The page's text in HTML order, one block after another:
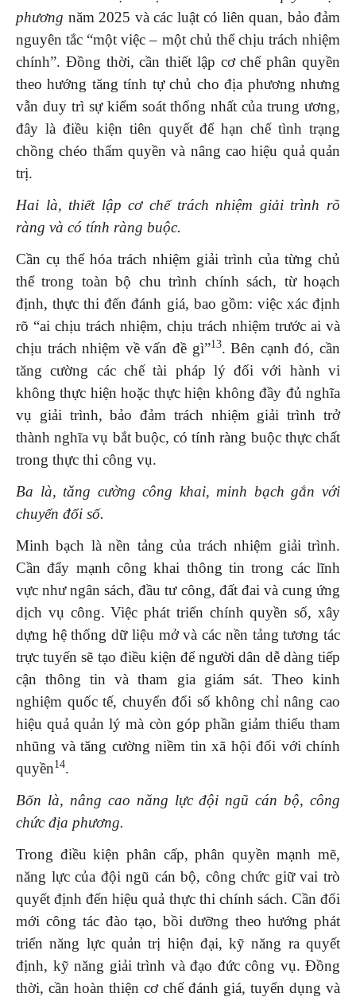
phương năm 2025 và các luật có liên quan, bảo đảm
nguyên tắc “một việc – một chủ thể chịu trách nhiệm
chính”. Đồng thời, cần thiết lập cơ chế phân quyền
theo hướng tăng tính tự chủ cho địa phương nhưng
vẫn duy trì sự kiểm soát thống nhất của trung ương,
đây là điều kiện tiên quyết để hạn chế tình trạng
chồng chéo thẩm quyền và nâng cao hiệu quả quản
trị.
Hai là, thiết lập cơ chế trách nhiệm giải trình rõ
ràng và có tính ràng buộc.
Cần cụ thể hóa trách nhiệm giải trình của từng chủ
thể trong toàn bộ chu trình chính sách, từ hoạch
định, thực thi đến đánh giá, bao gồm: việc xác định
rõ “ai chịu trách nhiệm, chịu trách nhiệm trước ai và
chịu trách nhiệm về vấn đề gì”13. Bên cạnh đó, cần
tăng cường các chế tài pháp lý đối với hành vi
không thực hiện hoặc thực hiện không đầy đủ nghĩa
vụ giải trình, bảo đảm trách nhiệm giải trình trở
thành nghĩa vụ bắt buộc, có tính ràng buộc thực chất
trong thực thi công vụ.
Ba là, tăng cường công khai, minh bạch gắn với
chuyển đổi số.
Minh bạch là nền tảng của trách nhiệm giải trình.
Cần đẩy mạnh công khai thông tin trong các lĩnh
vực như ngân sách, đầu tư công, đất đai và cung ứng
dịch vụ công. Việc phát triển chính quyền số, xây
dựng hệ thống dữ liệu mở và các nền tảng tương tác
trực tuyến sẽ tạo điều kiện để người dân dễ dàng tiếp
cận thông tin và tham gia giám sát. Theo kinh
nghiệm quốc tế, chuyển đổi số không chỉ nâng cao
hiệu quả quản lý mà còn góp phần giảm thiểu tham
nhũng và tăng cường niềm tin xã hội đối với chính
quyền14.
Bốn là, nâng cao năng lực đội ngũ cán bộ, công
chức địa phương.
Trong điều kiện phân cấp, phân quyền mạnh mẽ,
năng lực của đội ngũ cán bộ, công chức giữ vai trò
quyết định đến hiệu quả thực thi chính sách. Cần đổi
mới công tác đào tạo, bồi dưỡng theo hướng phát
triển năng lực quản trị hiện đại, kỹ năng ra quyết
định, kỹ năng giải trình và đạo đức công vụ. Đồng
thời, cần hoàn thiện cơ chế đánh giá, tuyển dụng và